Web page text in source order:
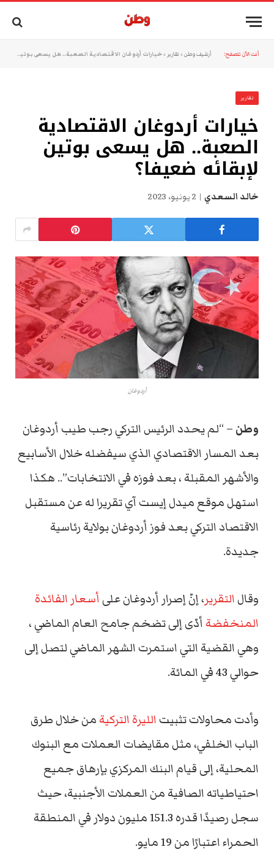
أنت الآن تتصفح: أرشيف وطن » تقارير »خيارات أردوغان الاقتصادية الصعبة.. هل يسعى بوتين لإبقائه ضعيفا؟
تقارير
خيارات أردوغان الاقتصادية
الصعبة.. هل يسعى بوتين
لإبقائه ضعيفا؟
خالد السعدي 2 يونيو، 2023
أردوغان
وطن – “لم يحدد الرئيس التركي رجب طيب أردوغان
بعد المسار الاقتصادي الذي سيفضله خلال الأسابيع
والأشهر المقبلة ، بعد فوزه في الانتخابات”.. هكذا
استهل موقع ميدل إيست آي تقريرا له عن مستقبل
الاقتصاد التركي بعد فوز أردوغان بولاية رئاسية
جديدة.
وقالالتقرير، إنّ إصرار أردوغان علىأسعار الفائدة
المنخفضةأدّى إلى تضخم جامح العام الماضي ،
وهي القضية التي استمرت الشهر الماضي لتصل إلى
حوالي 43 في المائة.
وأدت محاولات تثبيتالليرة التركيةمن خلال طرق
الباب الخلفي، مثل مقايضات العملات مع البنوك
المحلية، إلى قيام البنك المركزي بإرهاق جميع
احتياطياته الصافية من العملات الأجنبية، حيث
سجل رصيدًا قدره 151.3 مليون دولار في المنطقة
الحمراء اعتبارًا من 19 مايو.